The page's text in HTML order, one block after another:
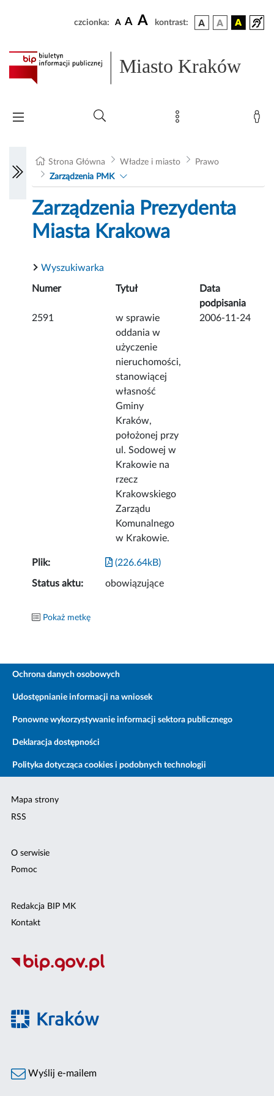
czcionka: A A A kontrast:
Miasto Kraków
Strona Główna Władze i miasto
Prawo
Zarządzenia PMK
Zarządzenia Prezydenta
Miasta Krakowa
Wyszukiwarka
Numer Tytuł
Data
podpisania
2591
w sprawie
oddania w
użyczenie
nieruchomości,
stanowiącej
własność
Gminy
Kraków,
położonej przy
ul. Sodowej w
Krakowie na
rzecz
Krakowskiego
Zarządu
Komunalnego
w Krakowie.
2006-11-24
Plik: (226.64kB)
Status aktu: obowiązujące
Pokaż metkę
Ochrona danych osobowych
Udostępnianie informacji na wniosek
Ponowne wykorzystywanie informacji sektora publicznego
Deklaracja dostępności
Polityka dotycząca cookies i podobnych technologii
Mapa strony
RSS
O serwisie
Pomoc
Redakcja BIP MK
Kontakt
Wyślij e-mailem